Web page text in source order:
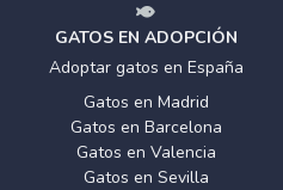
GATOS EN ADOPCIÓN
Adoptar gatos en España
Gatos en Madrid
Gatos en Barcelona
Gatos en Valencia
Gatos en Sevilla